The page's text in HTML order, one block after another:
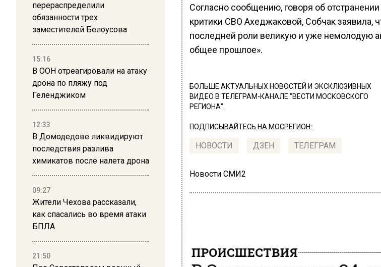
перераспределили
обязанности трех
заместителей Белоусова
15:16
В ООН отреагировали на атаку
дрона по пляжу под
Геленджиком
12:33
В Домодедове ликвидируют
последствия разлива
химикатов после налета дрона
09:27
Жители Чехова рассказали,
как спасались во время атаки
БПЛА
21:50
Согласно сообщению, говоря об
критики СВО Ахеджаковой, Собчак заявила,
последней роли великую и уже немолодую
общее прошлое».
БОЛЬШЕ АКТУАЛЬНЫХ НОВОСТЕЙ И ЭКСКЛЮЗИВНЫХ
ВИДЕО В ТЕЛЕГРАМ-КАНАЛЕ "ВЕСТИ МОСКОВСКОГО
РЕГИОНА".
ПОДПИСЫВАЙТЕСЬ НА МОСРЕГИОН:
НОВОСТИ ДЗЕН ТЕЛЕГРАМ
Новости СМИ2
ПРОИСШЕСТВИЯ